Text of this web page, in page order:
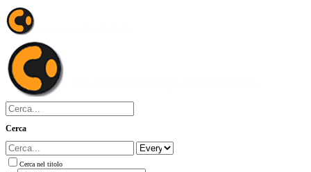
Cerca
Cerca nel titolo